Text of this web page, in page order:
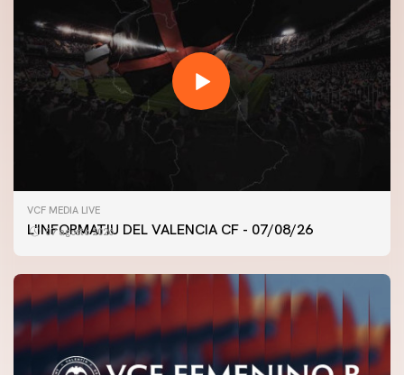
VCF MEDIA LIVE
L'INFORMATIU DEL VALENCIA CF - 07/08/26
07 agosto 2026